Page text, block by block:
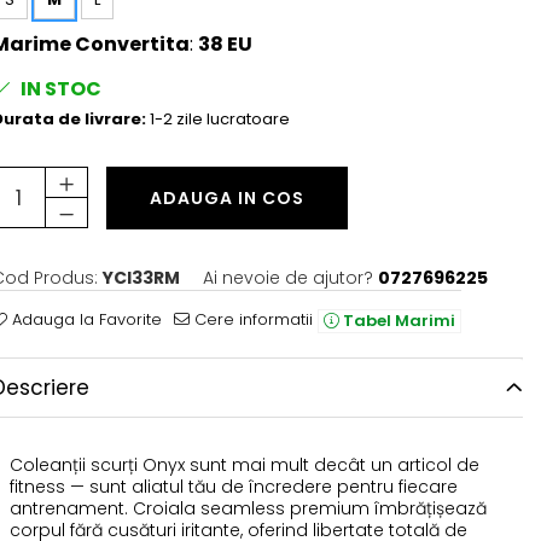
Convertita: 38 EU
IN STOC
de livrare:1-2 zile lucratoare
ADAUGA IN COS
Produs: YCI33RM Ai nevoie de ajutor? 0727696225
Adauga la Favorite Cere informatii Tabel Marimi
Coleanții scurți Onyx sunt mai mult decât un articol de
fitness — sunt aliatul tău de încredere pentru fiecare
antrenament. Croiala seamless premium îmbrățișează
corpul fără cusături iritante, oferind libertate totală de